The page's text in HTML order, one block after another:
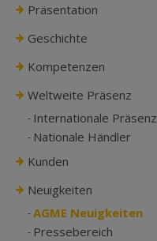
Präsentation
Geschichte
Kompetenzen
Weltweite Präsenz
Internationale Präsenz
Nationale Händler
Kunden
Neuigkeiten
AGME Neuigkeiten
Pressebereich